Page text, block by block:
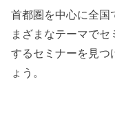
首都圏を中心に全国
まざまなテーマで
するセミナーを見つ
ょう。